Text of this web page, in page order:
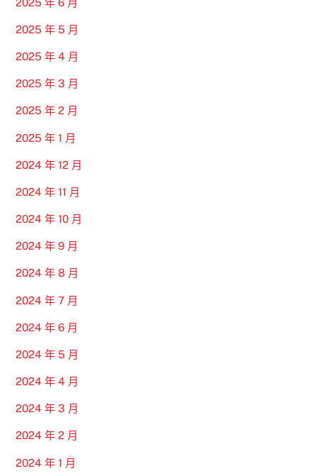
2025 年 5 月
2025 年 4 月
2025 年 3 月
2025 年 2 月
2025 年 1 月
2024 年 12 月
2024 年 11 月
2024 年 10 月
2024 年 9 月
2024 年 8 月
2024 年 7 月
2024 年 6 月
2024 年 5 月
2024 年 4 月
2024 年 3 月
2024 年 2 月
2024 年 1 月